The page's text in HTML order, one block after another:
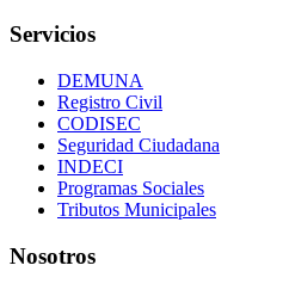
Servicios
DEMUNA
Registro Civil
CODISEC
Seguridad Ciudadana
INDECI
Programas Sociales
Tributos Municipales
Nosotros